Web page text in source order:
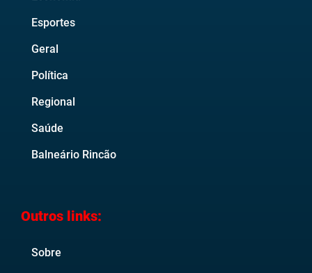
Esportes
Geral
Política
Regional
Saúde
Balneário Rincão
Outros links:
Sobre